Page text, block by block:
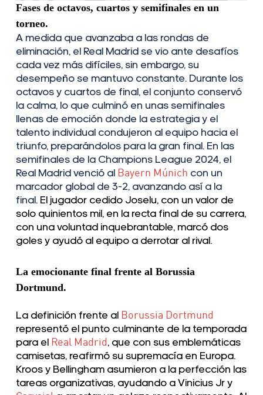
Fases de octavos, cuartos y semifinales en un
torneo.
A medida que avanzaba a las rondas de
eliminación, el Real Madrid se vio ante desafíos
cada vez más difíciles, sin embargo, su
desempeño se mantuvo constante. Durante los
octavos y cuartos de final, el conjunto conservó
la calma, lo que culminó en unas semifinales
llenas de emoción donde la estrategia y el
talento individual condujeron al equipo hacia el
triunfo, preparándolos para la gran final. En las
semifinales de la Champions League 2024, el
Real Madrid venció al Bayern Múnich con un
marcador global de 3-2, avanzando así a la
final. El jugador cedido Joselu, con un valor de
solo quinientos mil, en la recta final de su carrera,
con una voluntad inquebrantable, marcó dos
goles y ayudó al equipo a derrotar al rival.
La emocionante final frente al Borussia
Dortmund.
La definición frente al Borussia Dortmund
representó el punto culminante de la temporada
para el Real Madrid , que con sus emblemáticas
camisetas, reafirmó su supremacía en Europa.
Kroos y Bellingham asumieron a la perfección las
tareas organizativas, ayudando a Vinicius Jr y